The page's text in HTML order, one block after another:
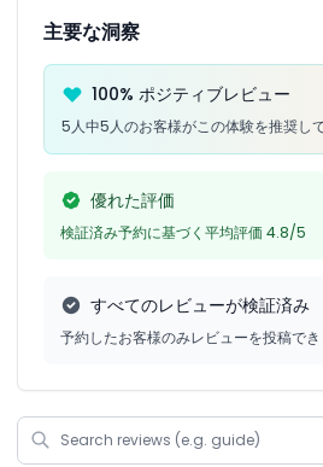
主要な洞察
100% ポジティブレビュー
5人中5人のお客様がこの体験を推奨し
優れた評価
検証済み予約に基づく平均評価 4.8/5
すべてのレビューが検証済み
予約したお客様のみレビューを投稿で